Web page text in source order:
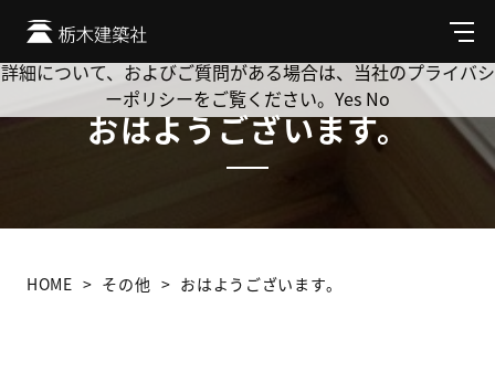
メ
ニ
ュ
おはようございます。
HOME その他 おはようございます。
Cookie を使用して、お客様の活動を追跡してもよろしいです
か? 当社ではお客様のプライバシーを極めて重視しています。
詳細について、およびご質問がある場合は、当社のプライバシ
ーポリシーをご覧ください。 Yes No